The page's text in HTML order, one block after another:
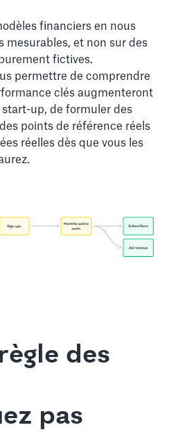
financiers en nous
mesurables, et non sur des
fictives.
permettre de comprendre
clés augmenteront
start-up, de formuler des
points de référence réels
réelles dès que vous les
des
pas